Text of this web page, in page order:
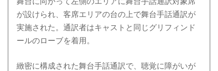
が設けられ、客席エリアの台の上で舞台手話通訳が
実施された。通訳者はキャストと同じグリフィンド
ールのローブを着用。
緻密に構成された舞台手話通訳で、聴覚に障がいが